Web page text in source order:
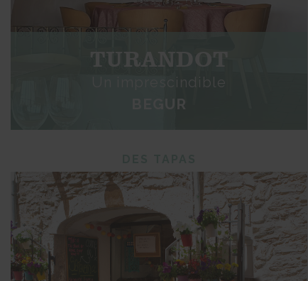
TURANDOT
Un imprescindible
BEGUR